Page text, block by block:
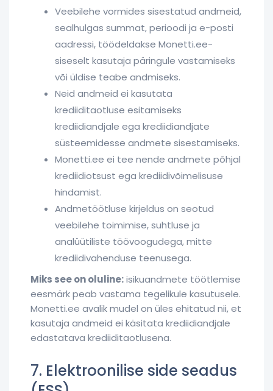
Veebilehe vormides sisestatud andmeid,
sealhulgas summat, perioodi ja e-posti
aadressi, töödeldakse Monetti.ee-
siseselt kasutaja päringule vastamiseks
või üldise teabe andmiseks.
Neid andmeid ei kasutata
krediiditaotluse esitamiseks
krediidiandjale ega krediidiandjate
süsteemidesse andmete sisestamiseks.
Monetti.ee ei tee nende andmete põhjal
krediidiotsust ega krediidivõimelisuse
hindamist.
Andmetöötluse kirjeldus on seotud
veebilehe toimimise, suhtluse ja
analüütiliste töövoogudega, mitte
krediidivahenduse teenusega.
Miks see on oluline:isikuandmete töötlemise
eesmärk peab vastama tegelikule kasutusele.
Monetti.ee avalik mudel on üles ehitatud nii, et
kasutaja andmeid ei käsitata krediidiandjale
edastatava krediiditaotlusena.
7. Elektroonilise side seadus